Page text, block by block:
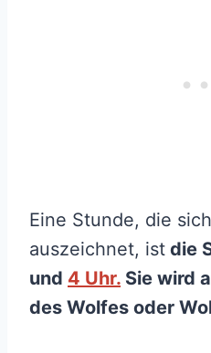
Eine Stunde, die
auszeichnet, ist die
und 4 Uhr. Sie wird
des Wolfes oder